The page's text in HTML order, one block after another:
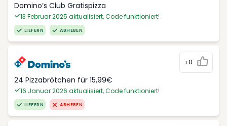
Domino’s Club Gratispizza
13 Februar 2025 aktualisiert, Code funktioniert!
LIEFERN ABHEBEN
+0
24 Pizzabrötchen für 15,99€
16 Januar 2026 aktualisiert, Code funktioniert!
LIEFERN ABHEBEN